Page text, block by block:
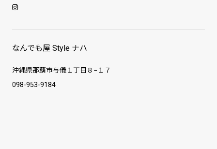
なんでも屋 Style ナハ
沖縄県那覇市与儀１丁目８−１７
098-953-9184